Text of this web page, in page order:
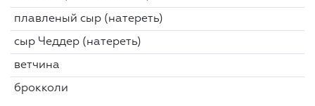
плавленый сыр (натереть)
сыр Чеддер (натереть)
ветчина
брокколи